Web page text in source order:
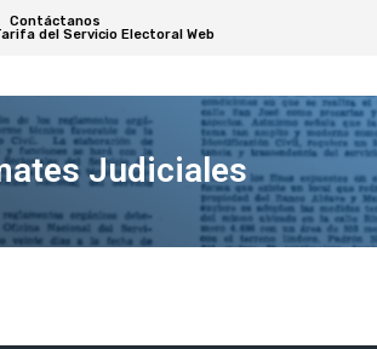
Contáctanos
del Servicio Electoral Web
Judiciales